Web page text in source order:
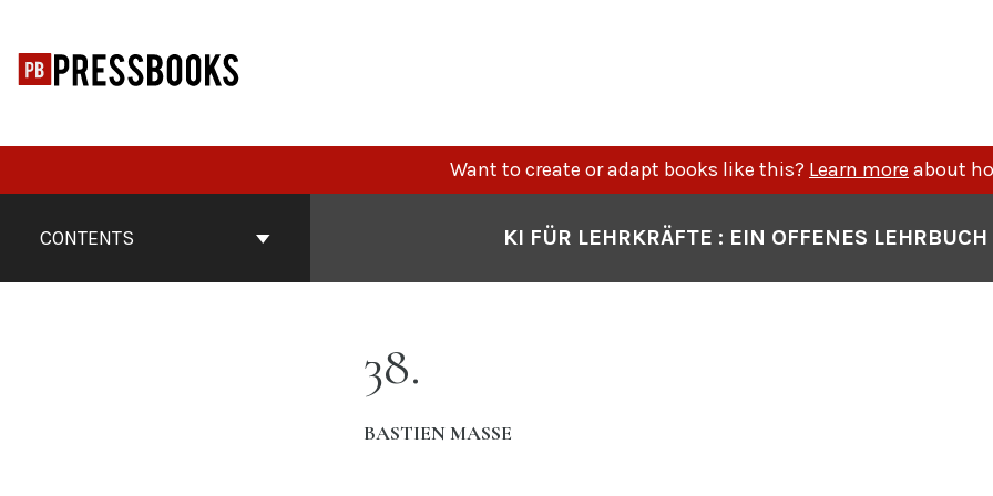
content
Want to create or adapt books like this? Learn more about
ContentsCONTENTS KI FÜR LEHRKRÄFTE : EIN OFFENES LEHRBUCH
38
BASTIEN MASSE